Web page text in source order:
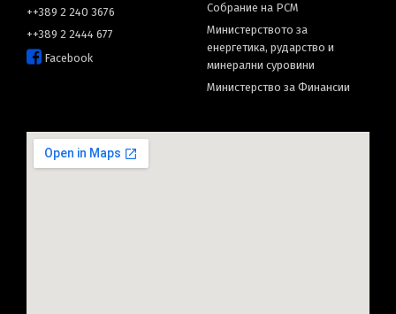
++389 2 240 3676
++389 2 2444 677
Facebook
Собрание на РСМ
Министерството за
енергетика, рударство и
минерални суровини
Министерство за Финансии